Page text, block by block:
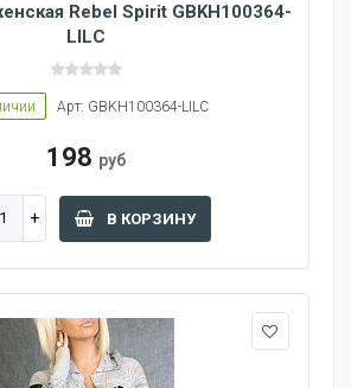
Rebel Spirit GBKH100364-
LILC
Арт: GBKH100364-LILC
198 руб
В КОРЗИНУ